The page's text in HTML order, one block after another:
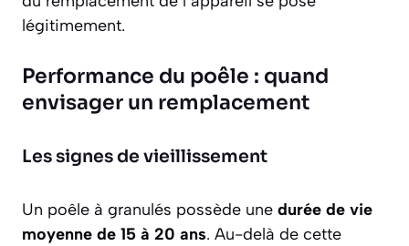
légitimement.
Performance du poêle : quand
envisager un remplacement
Les signes de vieillissement
Un poêle à granulés possède une durée de vie
moyenne de 15 à 20 ans. Au-delà de cette